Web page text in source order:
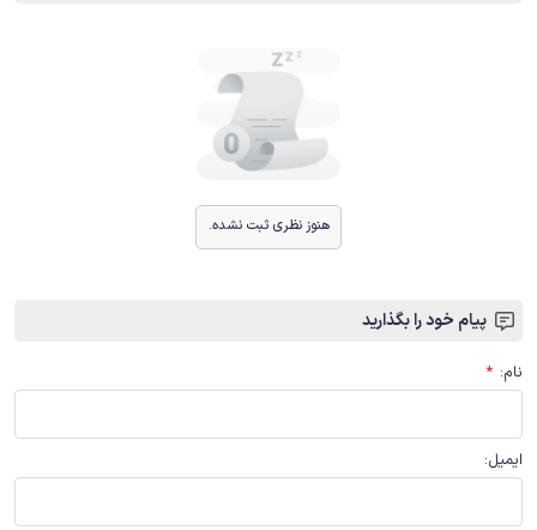
هنوز نظری ثبت نشده.
پیام خود را بگذارید
نام:
*
ایمیل: